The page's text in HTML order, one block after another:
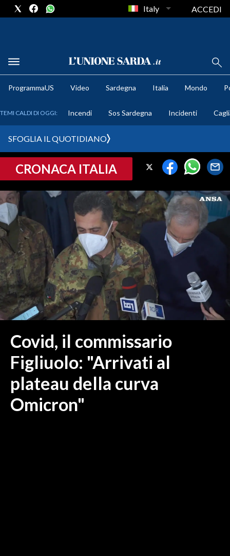
METEO
CRONACA SARDEGNA
PROVINCIA DI CAGLIARI
SULCIS IGLESIENTE
MEDIO CAMPIDANO
ORISTANO E PROVINCIA
SASSARI E PROVINCIA
GALLURA
NUORO E PROVINCIA
OGLIASTRA
ITALIA
MONDO
POLITICA
Italy ACCEDI
ProgrammaUS Video Sardegna Italia Mondo
TEMI CALDI DI OGGI: Incendi Sos Sardegna Incidenti
SFOGLIA IL QUOTIDIANO
CRONACA ITALIA
Covid, il commissario
Figliuolo: "Arrivati al
plateau della curva
Omicron"